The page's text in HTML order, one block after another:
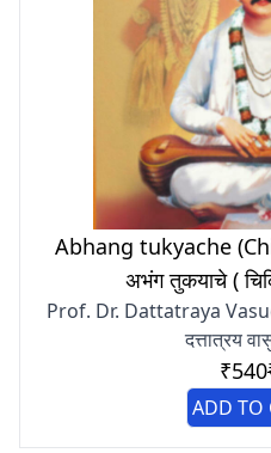
Abhang tukyache
अभंग तुकयाचे (
Prof. Dr. Dattatraya
दत्तात्रय
₹540
ADD TO